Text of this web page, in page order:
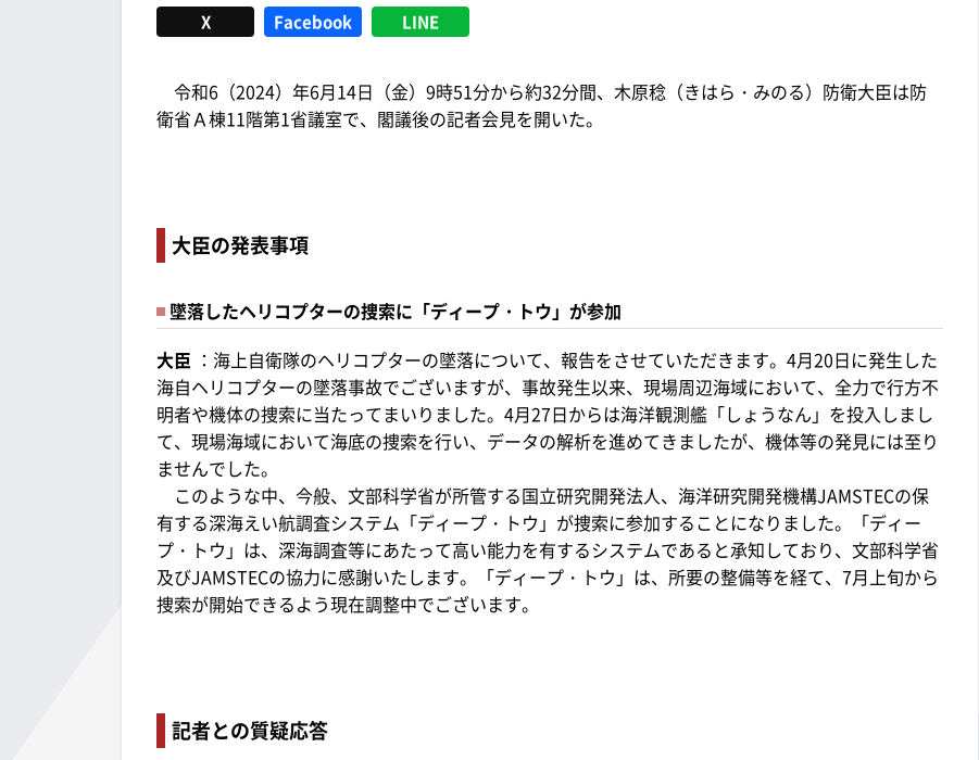
X Facebook LINE
令和6（2024）年6月14日（金）9時51分から約32分間、木原稔（きはら・みのる）防衛大臣は防
衛省Ａ棟11階第1省議室で、閣議後の記者会見を開いた。
大臣の発表事項
墜落したヘリコプターの捜索に「ディープ・トウ」が参加
大臣 ：海上自衛隊のヘリコプターの墜落について、報告をさせていただきます。4月20日に発生した
海自ヘリコプターの墜落事故でございますが、事故発生以来、現場周辺海域において、全力で行方不
明者や機体の捜索に当たってまいりました。4月27日からは海洋観測艦「しょうなん」を投入しまし
て、現場海域において海底の捜索を行い、データの解析を進めてきましたが、機体等の発見には至り
ませんでした。
このような中、今般、文部科学省が所管する国立研究開発法人、海洋研究開発機構JAMSTECの保
有する深海えい航調査システム「ディープ・トウ」が捜索に参加することになりました。「ディー
プ・トウ」は、深海調査等にあたって高い能力を有するシステムであると承知しており、文部科学省
及びJAMSTECの協力に感謝いたします。「ディープ・トウ」は、所要の整備等を経て、7月上旬から
捜索が開始できるよう現在調整中でございます。
記者との質疑応答